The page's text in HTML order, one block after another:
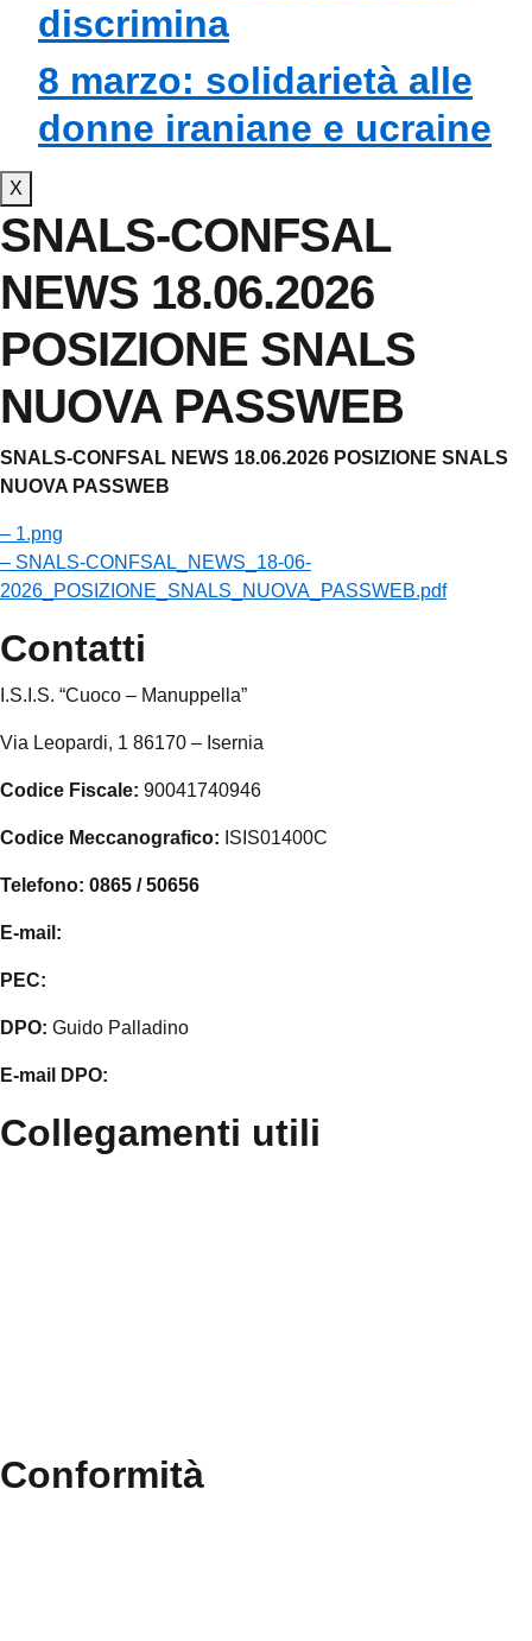
discrimina
8 marzo: solidarietà alle
donne iraniane e ucraine
X
SNALS-CONFSAL
NEWS 18.06.2026
POSIZIONE SNALS
NUOVA PASSWEB
SNALS-CONFSAL NEWS 18.06.2026 POSIZIONE SNALS
NUOVA PASSWEB
– 1.png
– SNALS-CONFSAL_NEWS_18-06-
2026_POSIZIONE_SNALS_NUOVA_PASSWEB.pdf
contatti
I.S.I.S. “Cuoco – Manuppella”
Via Leopardi, 1 86170 – Isernia
Codice Fiscale: 90041740946
Codice Meccanografico: ISIS01400C
Telefono: 0865 / 50656
E-mail:
PEC:
DPO: Guido Palladino
E-mail DPO:
collegamenti utili
conformità